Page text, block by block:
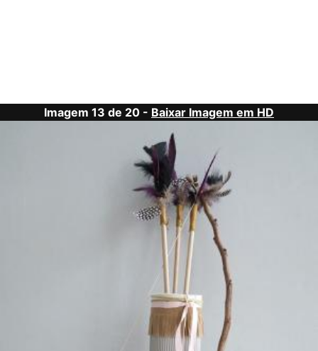
Imagem 13 de 20 - Baixar Imagem em HD